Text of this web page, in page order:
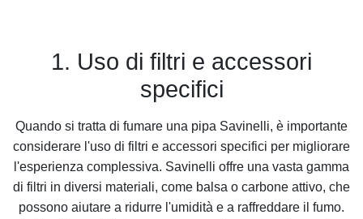
1. Uso di filtri e accessori
specifici
Quando si tratta di fumare una pipa Savinelli, è importante
considerare l'uso di filtri e accessori specifici per migliorare
l'esperienza complessiva. Savinelli offre una vasta gamma
di filtri in diversi materiali, come balsa o carbone attivo, che
possono aiutare a ridurre l'umidità e a raffreddare il fumo.